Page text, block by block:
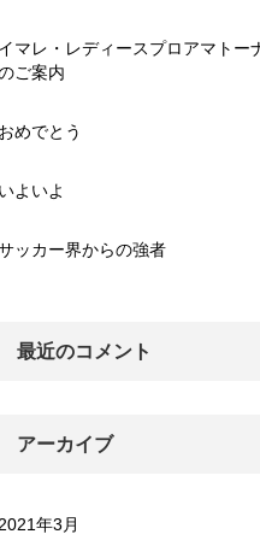
イマレ・レディースプロアマトー
ご案内
おめでとう
いよいよ
ッカー界からの強者
最近のコメント
アーカイブ
2021年3月